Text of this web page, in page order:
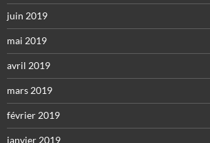
juin 2019
mai 2019
avril 2019
mars 2019
février 2019
janvier 2019